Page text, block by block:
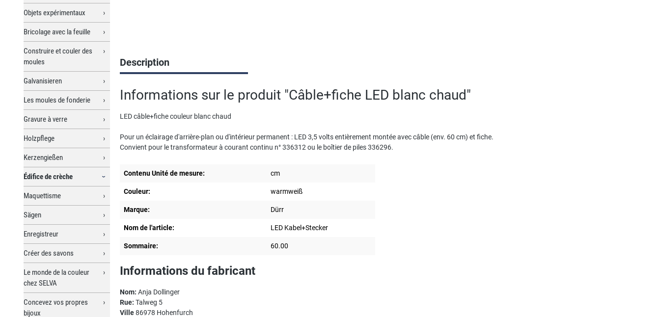
Objets expérimentaux
Bricolage avec la feuille
Construire et couler des
moules
Galvanisieren
Les moules de fonderie
Gravure à verre
Holzpflege
Kerzengießen
Édifice de crèche
Maquettisme
Sägen
Enregistreur
Créer des savons
Le monde de la couleur
chez SELVA
Concevez vos propres
bijoux
Description
Informations sur le produit "Câble+fiche LED blanc chaud"
LED câble+fiche couleur blanc chaud
Pour un éclairage d'arrière-plan ou d'intérieur permanent : LED 3,5 volts entièrement montée avec câble (env. 60 cm) et fiche.
Convient pour le transformateur à courant continu n° 336312 ou le boîtier de piles 336296.
Contenu Unité de mesure: cm
Couleur: warmweiß
Marque: Dürr
Nom de l'article: LED Kabel+Stecker
Sommaire: 60.00
Informations du fabricant
Nom: Anja Dollinger
Rue: Talweg 5
Ville86978 Hohenfurch